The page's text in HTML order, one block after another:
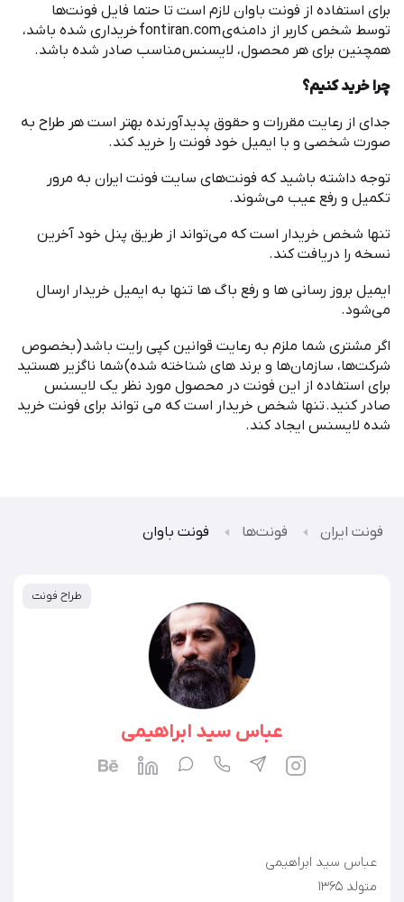
برای استفاده از ‌فونت باوان لازم است تا حتما فایل فونتها
توسط شخص کاربر از دامنهیfontiran.comخریداری شده باشد،
همچنین برای هر محصول، لایسنس مناسب صادر شده باشد.
چرا خرید کنیم؟
جدای از رعایت مقررات و حقوق پدیدآورنده بهتر است هر طراح به
صورت شخصی و با ایمیل خود فونت را خرید کند.
توجه داشته باشید که فونتهای سایت فونت ایران به مرور
تکمیل و رفع عیب میشوند.
تنها شخص خریدار است که میتواند از طریق پنل خود آخرین
نسخه را دریافت کند.
ایمیل بروز رسانی ها و رفع باگ ها تنها به ایمیل خریدار ارسال
میشود.
اگر مشتری شما ملزم به رعایت قوانین کپی رایت باشد(بخصوص
شرکتها، سازمانها و برند های شناخته شده)شما ناگزیر هستید
برای استفاده از این فونت در محصول مورد نظر یک لایسنس
صادر کنید.تنها شخص خریدار است که می تواند برای فونت خرید
شده لایسنس ایجاد کند.
فونت ایران فونت‌ها فونت باوان
طراح فونت
عباس سید ابراهیمی